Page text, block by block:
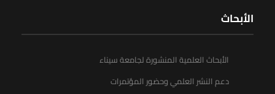
الأبحاث
الأبحاث العلمية المنشورة لجامعة سيناء
دعم النشر العلمي وحضور المؤتمرات